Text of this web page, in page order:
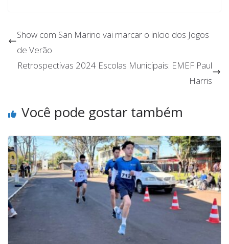
Show com San Marino vai marcar o início dos Jogos
de Verão
Retrospectivas 2024 Escolas Municipais: EMEF Paul
Harris
Você pode gostar também